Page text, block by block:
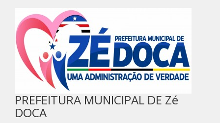
PREFEITURA MUNICIPAL DE Zé
DOCA